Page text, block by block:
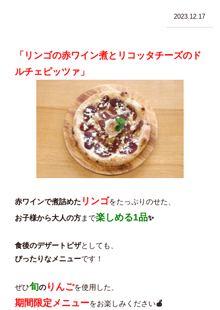
2023.12.17
「 リンゴの赤ワイン煮とリコッタチーズのド
ルチェピッツァ 」
赤ワインで煮詰めた リンゴをたっぷりのせた、
お子様から大人の方まで楽しめる1品✨
食後のデザートピザとしても、
ぴったりなメニューです！
ぜひ旬の りんごを使用した、
期間限定メニューをお楽しみください🍎